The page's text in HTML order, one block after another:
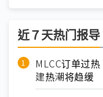
近７天热门报导
MLCC订单过
建热潮将趋缓